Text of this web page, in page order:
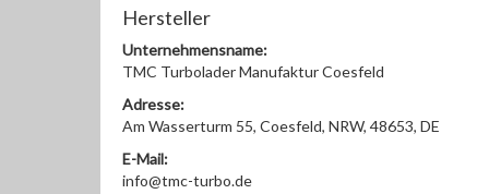
Hersteller
Unternehmensname:
TMC Turbolader Manufaktur Coesfeld
Adresse:
Am Wasserturm 55, Coesfeld, NRW, 48653, DE
E-Mail:
info@tmc-turbo.de